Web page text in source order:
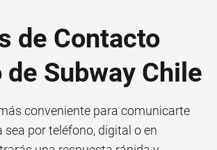
de Contacto
Subway Chile
conveniente para comunicarte
sea por teléfono, digital o en